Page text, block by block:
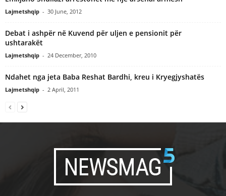
Lajmetshqip - 30 June, 2012
Debat i ashpër në Kuvend për uljen e pensionit për
ushtarakët
Lajmetshqip - 24 December, 2010
Ndahet nga jeta Baba Reshat Bardhi, kreu i Kryegjyshatës
Lajmetshqip - 2 April, 2011